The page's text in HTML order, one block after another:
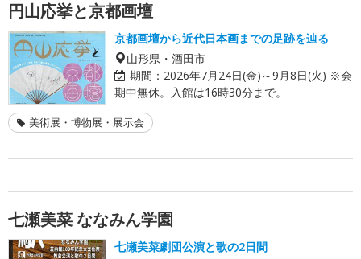
円山応挙と京都画壇
京都画壇から近代日本画までの足跡を辿る
山形県・酒田市
期間： 2026年7月24日(金)～9月8日(火) ※会
期中無休。入館は16時30分まで。
美術展・博物展・展示会
七瀬美菜 ななみん学園
七瀬美菜劇団公演と歌の2日間